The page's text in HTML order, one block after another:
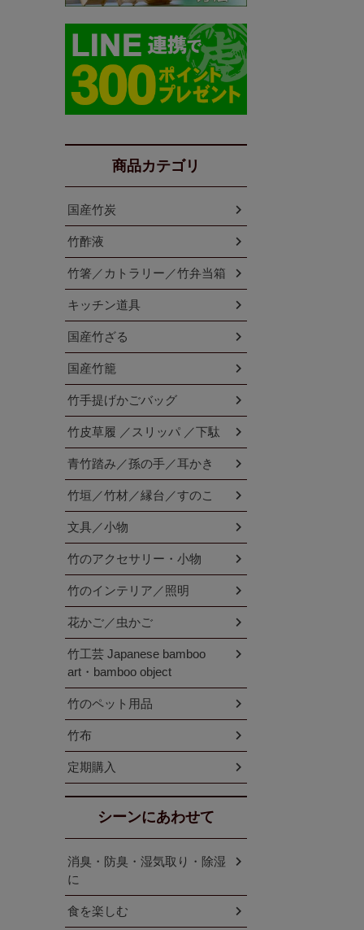
商品カテゴリ
国産竹炭
竹酢液
竹箸／カトラリー／竹弁当箱
キッチン道具
国産竹ざる
国産竹籠
竹手提げかごバッグ
竹皮草履 ／スリッパ ／下駄
青竹踏み／孫の手／耳かき
竹垣／竹材／縁台／すのこ
文具／小物
竹のアクセサリー・小物
竹のインテリア／照明
花かご／虫かご
竹工芸 Japanese bamboo
art・bamboo object
竹のペット用品
竹布
定期購入
シーンにあわせて
消臭・防臭・湿気取り・除湿
に
食を楽しむ